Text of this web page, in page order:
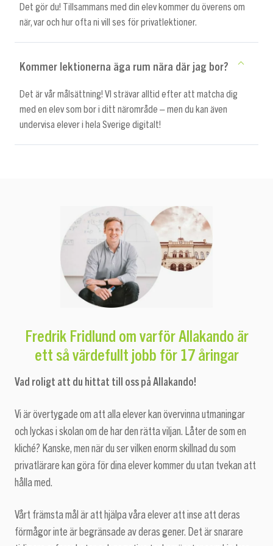
Det gör du! Tillsammans med din elev kommer du överens om
när, var och hur ofta ni vill ses för privatlektioner.
Kommer lektionerna äga rum nära där jag bor?
Det är vår målsättning! VI strävar alltid efter att matcha dig
med en elev som bor i ditt närområde – men du kan även
undervisa elever i hela Sverige digitalt!
Fredrik Fridlund om varför Allakando är
ett så värdefullt jobb för 17 åringar
Vad roligt att du hittat till oss på Allakando!
Vi är övertygade om att alla elever kan övervinna utmaningar
och lyckas i skolan om de har den rätta viljan. Låter de som en
kliché? Kanske, men när du ser vilken enorm skillnad du som
privatlärare kan göra för dina elever kommer du utan tvekan att
hålla med.
Vårt främsta mål är att hjälpa våra elever att inse att deras
förmågor inte är begränsade av deras gener. Det är snarare